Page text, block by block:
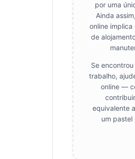
por uma
Ainda
online implica
de
Se
trabalho,
online —
equivalente
um pastel